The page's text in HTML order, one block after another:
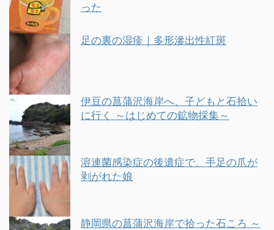
った
足の裏の湿疹｜多形滲出性紅斑
伊豆の菖蒲沢海岸へ、子どもと石拾い
に行く ～はじめての鉱物採集～
溶連菌感染症の後遺症で、手足の爪が
剥がれた娘
静岡県の菖蒲沢海岸で拾った石ころ ～